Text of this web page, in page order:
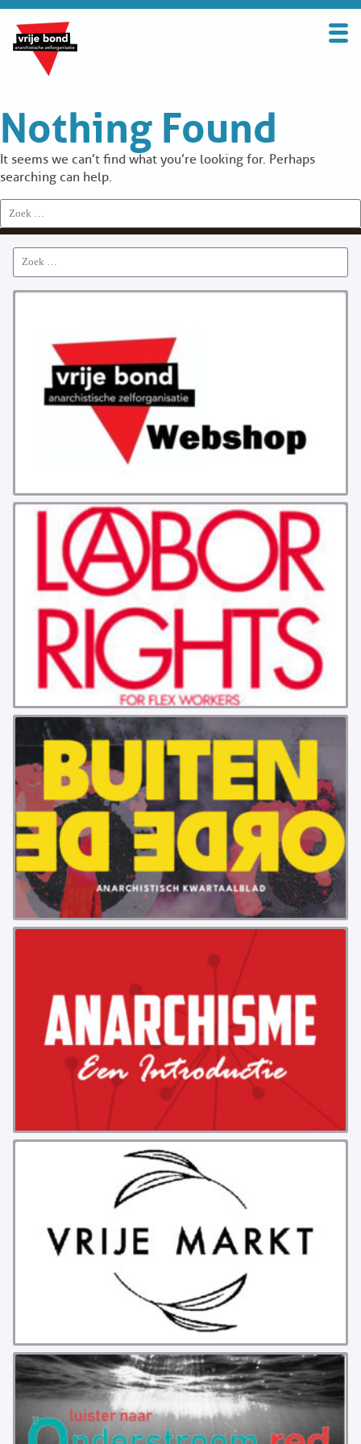
Search
for:
BOND
OVER DE VRIJE BOND
UITGANGSPUNTEN
WORD LID
CONTRIBUTIE
CONTACT
GROEPEN
ANARCHISTISCHE GROEP A’DAM
ANARCHISTISCH COLLECTIEF BRUGGE
VB AMSTERDAM
VRIJ COLLECTIEF KORTRIJK
LEUVENSE ANARCHISTISCHE GROEP
VB BELGIË
VB UTRECHT
VB FRIESLAND
VB WEST-FRIESLAND
ZWARTE MUGGEN
WERKGROEP ARBEID
WERKGROEP PROPAGANDA
ANARCHISME – EEN INTRODUCTIE
OTTO SLAVEFORCE
JUMBO DISTRIBUTIECENTRA EN OTTO WORKFORCE
PROBLEMY Z AGENCJA… PRACY TYMCZASOWEJ
OTTO
KUNST-ANARCHISTISCHE DAG BAJEENKOMST
BASTION BASTARDS
DE CRISIS VOORBIJ
FREE JOCK PALFREEMAN
BUITEN DE ORDE
Nothing Found
It seems we can’t find what you’re looking for. Perhaps
searching can help.
Search
for:
Search
for: